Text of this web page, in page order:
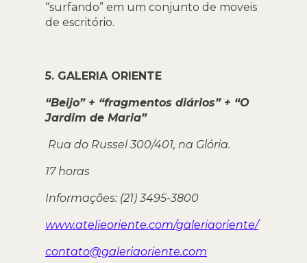
“surfando” em um conjunto de moveis
de escritório.
5. GALERIA ORIENTE
“Beijo” + “fragmentos diários” + “O
Jardim de Maria”
Rua do Russel 300/401, na Glória.
17 horas
Informações: (21) 3495-3800
www.atelieoriente.com/galeriaoriente/
contato@galeriaoriente.com